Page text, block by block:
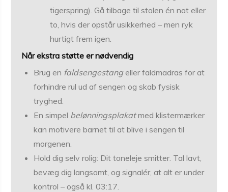
tigerspring). Gå tilbage til stolen én nat eller
to, hvis der opstår usikkerhed – men ryk
hurtigt frem igen.
Når ekstra støtte er nødvendig
Brug en faldsengestangeller faldmadras for at
forhindre rul ud af sengen og skab fysisk
tryghed.
En simpel belønningsplakatmed klistermærker
kan motivere barnet til at blive i sengen til
morgenen.
Hold dig selv rolig: Dit toneleje smitter. Tal lavt,
bevæg dig langsomt, og signalér, at alt er under
kontrol – også kl. 03:17.